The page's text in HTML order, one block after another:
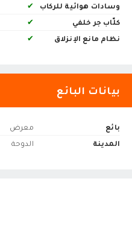
وسادات هوائية للركاب
✔
كلّاب جر خلفي
✔
نظام مانع الإنزلاق
✔
بيانات البائع
بائع
معرض
المدينة
الدوحة